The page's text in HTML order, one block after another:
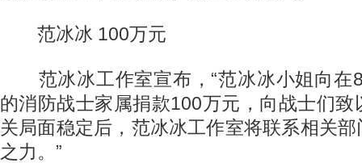
范冰冰 100万元
范冰冰工作室宣布，“范冰冰小姐向在
的消防战士家属捐款100万元，向战士们
关局面稳定后，范冰冰工作室将联系相关
之力。”